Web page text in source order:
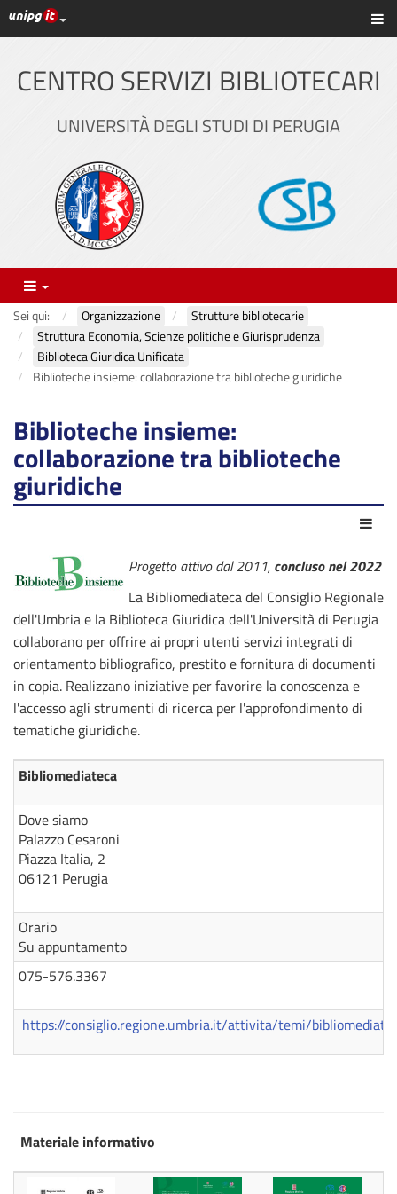
Vai
al
principale
Link ai principali servizi web di Ateneo
CENTRO SERVIZI BIBLIOTECARI
UNIVERSITÀ DEGLI STUDI DI PERUGIA
Menu
Sei qui: Organizzazione
Strutture bibliotecarie
Struttura Economia, Scienze politiche e Giurisprudenza
Biblioteca Giuridica Unificata
Biblioteche insieme: collaborazione tra biblioteche giuridiche
Biblioteche insieme:
collaborazione tra biblioteche
giuridiche
Progetto attivo dal 2011, concluso nel 2022
La Bibliomediateca del Consiglio Regionale
dell'Umbria e la Biblioteca Giuridica dell'Università di Perugia
collaborano per offrire ai propri utenti servizi integrati di
orientamento bibliografico, prestito e fornitura di documenti
in copia. Realizzano iniziative per favorire la conoscenza e
l'accesso agli strumenti di ricerca per l'approfondimento di
tematiche giuridiche.
Bibliomediateca
Dove siamo
Palazzo Cesaroni
Piazza Italia, 2
06121 Perugia
Orario
Su appuntamento
075-576.3367
https://consiglio.regione.umbria.it/attivita/temi/
Materiale informativo